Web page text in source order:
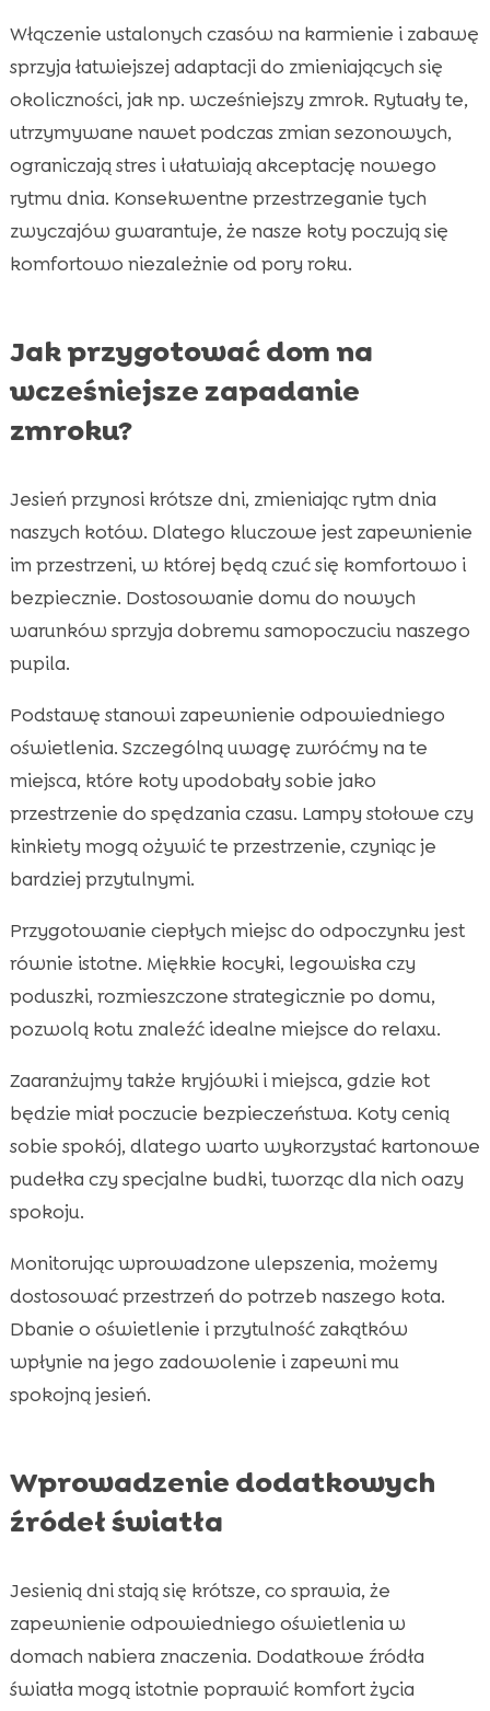
Włączenie ustalonych czasów na karmienie i zabawę
sprzyja łatwiejszej adaptacji do zmieniających się
okoliczności, jak np. wcześniejszy zmrok. Rytuały te,
utrzymywane nawet podczas zmian sezonowych,
ograniczają stres i ułatwiają akceptację nowego
rytmu dnia. Konsekwentne przestrzeganie tych
zwyczajów gwarantuje, że nasze koty poczują się
komfortowo niezależnie od pory roku.
Jak przygotować dom na
wcześniejsze zapadanie
zmroku?
Jesień przynosi krótsze dni, zmieniając rytm dnia
naszych kotów. Dlatego kluczowe jest zapewnienie
im przestrzeni, w której będą czuć się komfortowo i
bezpiecznie. Dostosowanie domu do nowych
warunków sprzyja dobremu samopoczuciu naszego
pupila.
Podstawę stanowi zapewnienie odpowiedniego
oświetlenia. Szczególną uwagę zwróćmy na te
miejsca, które koty upodobały sobie jako
przestrzenie do spędzania czasu. Lampy stołowe czy
kinkiety mogą ożywić te przestrzenie, czyniąc je
bardziej przytulnymi.
Przygotowanie ciepłych miejsc do odpoczynku jest
równie istotne. Miękkie kocyki, legowiska czy
poduszki, rozmieszczone strategicznie po domu,
pozwolą kotu znaleźć idealne miejsce do relaxu.
Zaaranżujmy także kryjówki i miejsca, gdzie kot
będzie miał poczucie bezpieczeństwa. Koty cenią
sobie spokój, dlatego warto wykorzystać kartonowe
pudełka czy specjalne budki, tworząc dla nich oazy
spokoju.
Monitorując wprowadzone ulepszenia, możemy
dostosować przestrzeń do potrzeb naszego kota.
Dbanie o oświetlenie i przytulność zakątków
wpłynie na jego zadowolenie i zapewni mu
spokojną jesień.
Wprowadzenie dodatkowych
źródeł światła
Jesienią dni stają się krótsze, co sprawia, że
zapewnienie odpowiedniego oświetlenia w
domach nabiera znaczenia. Dodatkowe źródła
światła mogą istotnie poprawić komfort życia